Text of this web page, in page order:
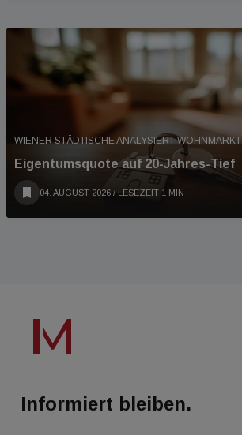
WIENER STÄDTISCHE ANALYSIERT WOHNMARKT
Eigentumsquote auf 20-Jahres-Tief
04. AUGUST 2026 / LESEZEIT 1 MIN
Informiert bleiben.